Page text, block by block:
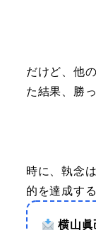
だけど、他
た結果、勝っ
時に、執念
的を達成す
横山